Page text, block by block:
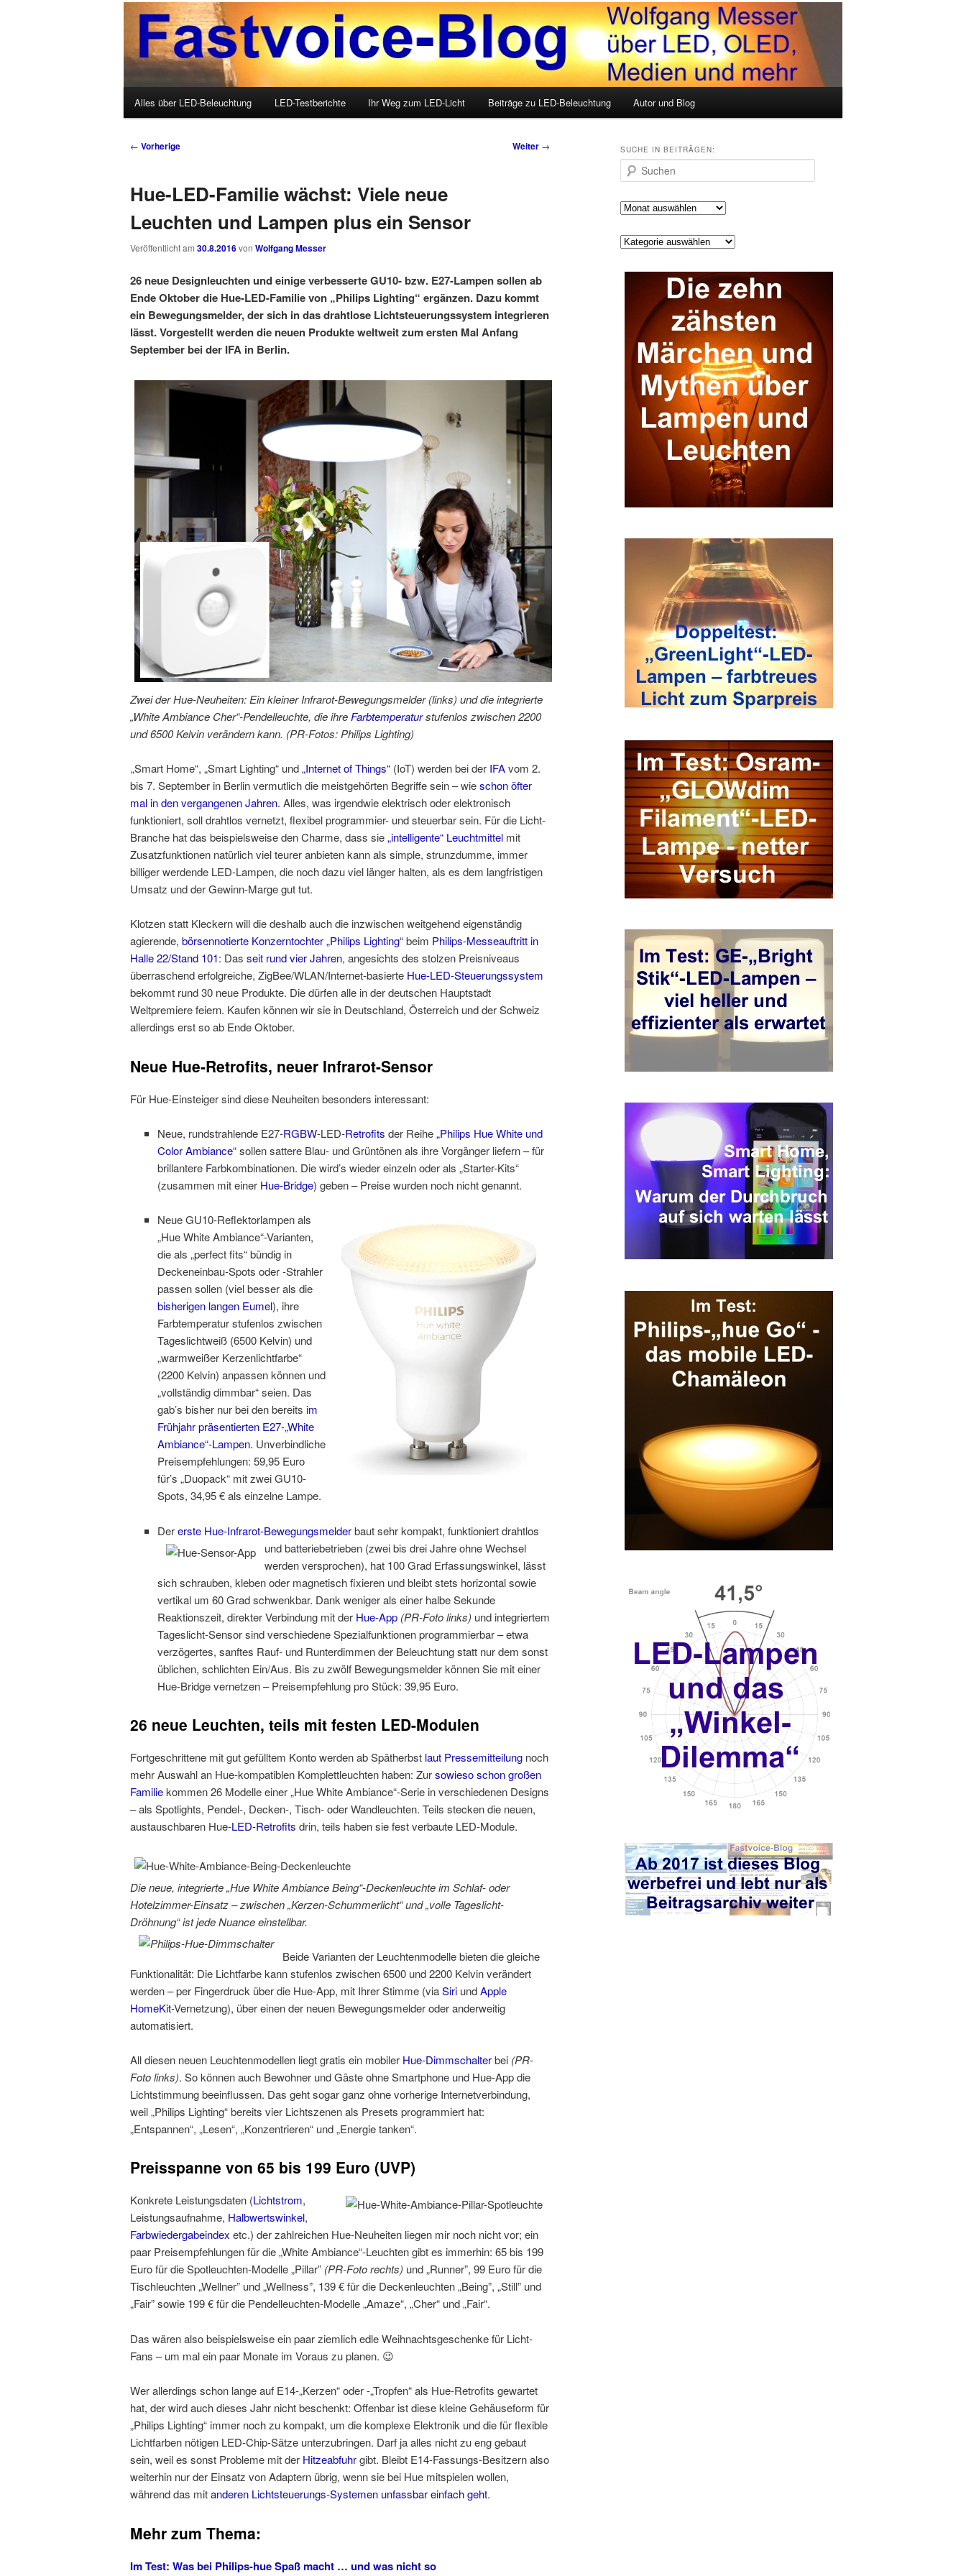
Fastvoice-Blog
Wolfgang Messer über LED, OLED, Medien und mehr
Hauptmenü
Zum Inhalt wechseln
Zum sekundären Inhalt wechseln
Alles über LED-Beleuchtung LED-Testberichte Ihr Weg zum LED-Licht Beiträge zu LED-Beleuchtung Autor und Blog
Beitrags-Navigation
← Vorherige Weiter →
Hue-LED-Familie wächst: Viele neue
Leuchten und Lampen plus ein Sensor
Veröffentlicht am 30.8.2016von Wolfgang Messer
26 neue Designleuchten und einige verbesserte GU10- bzw. E27-Lampen sollen ab
Ende Oktober die Hue-LED-Familie von „Philips Lighting“ ergänzen. Dazu kommt
ein Bewegungsmelder, der sich in das drahtlose Lichtsteuerungssystem integrieren
lässt. Vorgestellt werden die neuen Produkte weltweit zum ersten Mal Anfang
September bei der IFA in Berlin.
Zwei der Hue-Neuheiten: Ein kleiner Infrarot-Bewegungsmelder (links) und die integrierte
„White Ambiance Cher“-Pendelleuchte, die ihre Farbtemperaturstufenlos zwischen 2200
und 6500 Kelvin verändern kann. (PR-Fotos: Philips Lighting)
„Smart Home“, „Smart Lighting“ und„Internet of Things“ (IoT) werden bei der IFAvom 2.
bis 7. September in Berlin vermutlich die meistgehörten Begriffe sein – wieschon öfter
mal in den vergangenen Jahren. Alles, was irgendwie elektrisch oder elektronisch
funktioniert, soll drahtlos vernetzt, flexibel programmier- und steuerbar sein. Für die Licht-
Branche hat das beispielsweise den Charme, dass sie„intelligente“ Leuchtmittel mit
Zusatzfunktionen natürlich viel teurer anbieten kann als simple, strunzdumme, immer
billiger werdende LED-Lampen, die noch dazu viel länger halten, als es dem langfristigen
Umsatz und der Gewinn-Marge gut tut.
Klotzen statt Kleckern will die deshalb auch die inzwischen weitgehend eigenständig
agierende, börsennotierte Konzerntochter „Philips Lighting“beim Philips-Messeauftritt in
Halle 22/Stand 101: Das seit rund vier Jahren, angesichts des stolzen Preisniveaus
überraschend erfolgreiche, ZigBee/WLAN/Internet-basierte Hue-LED-Steuerungssystem
bekommt rund 30 neue Produkte. Die dürfen alle in der deutschen Hauptstadt
Weltpremiere feiern. Kaufen können wir sie in Deutschland, Österreich und der Schweiz
allerdings erst so ab Ende Oktober.
Neue Hue-Retrofits, neuer Infrarot-Sensor
Für Hue-Einsteiger sind diese Neuheiten besonders interessant:
Neue, rundstrahlende E27-RGBW-LED-Retrofits der Reihe„Philips Hue White und
Color Ambiance“sollen sattere Blau- und Grüntönen als ihre Vorgänger liefern – für
brillantere Farbkombinationen. Die wird’s wieder einzeln oder als „Starter-Kits“
(zusammen mit einer Hue-Bridge) geben – Preise wurden noch nicht genannt.
Neue GU10-Reflektorlampen als
„Hue White Ambiance“-Varianten,
die als „perfect fits“ bündig in
Deckeneinbau-Spots oder -Strahler
passen sollen (viel besser als die
bisherigen langen Eumel), ihre
Farbtemperatur stufenlos zwischen
Tageslichtweiß (6500 Kelvin) und
„warmweißer Kerzenlichtfarbe“
(2200 Kelvin) anpassen können und
„vollständig dimmbar“ seien. Das
gab’s bisher nur bei den bereits im
Frühjahr präsentierten E27-„White
Ambiance“-Lampen. Unverbindliche
Preisempfehlungen: 59,95 Euro
für’s „Duopack“ mit zwei GU10-
Spots, 34,95 € als einzelne Lampe.
Dererste Hue-Infrarot-Bewegungsmelderbaut sehr kompakt, funktioniert drahtlos
und batteriebetrieben (zwei bis drei Jahreohne Wechsel
werden versprochen), hat 100 Grad Erfassungswinkel, lässt
sich schrauben, kleben oder magnetisch fixieren und bleibt stets horizontal sowie
vertikal um 60 Grad schwenkbar. Dank weniger als einer halbe Sekunde
Reaktionszeit, direkter Verbindung mit der Hue-App (PR-Foto links) und integriertem
Tageslicht-Sensor sind verschiedene Spezialfunktionen programmierbar – etwa
verzögertes, sanftes Rauf- und Runterdimmen der Beleuchtung statt nur dem sonst
üblichen, schlichten Ein/Aus. Bis zu zwölf Bewegungsmelder können Sie mit einer
Hue-Bridge vernetzen – Preisempfehlung pro Stück: 39,95 Euro.
26 neue Leuchten, teils mit festen LED-Modulen
Fortgeschrittene mit gut gefülltem Konto werden ab Spätherbst laut Pressemitteilung noch
mehr Auswahl an Hue-kompatiblen Komplettleuchten haben: Zursowieso schongroßen
Familiekommen 26 Modelle einer „Hue White Ambiance“-Serie in verschiedenen Designs
– als Spotlights, Pendel-, Decken-, Tisch- oder Wandleuchten. Teils stecken die neuen,
austauschbaren Hue-LED-Retrofits drin, teils haben sie fest verbaute LED-Module.
Die neue, integrierte „Hue White Ambiance Being“-Deckenleuchte im Schlaf- oder
Hotelzimmer-Einsatz – zwischen „Kerzen-Schummerlicht“ und „volle Tageslicht-
Dröhnung“ ist jede Nuance einstellbar.
Beide Varianten der Leuchtenmodelle bieten die gleiche
Funktionalität: Die Lichtfarbe kann stufenlos zwischen 6500 und 2200 Kelvin verändert
werden – per Fingerdruck über die Hue-App, mit Ihrer Stimme (viaSiri undApple
HomeKit-Vernetzung), über einen der neuen Bewegungsmelder oder anderweitig
automatisiert.
All diesen neuen Leuchtenmodellen liegt gratis ein mobiler Hue-Dimmschalterbei (PR-
Foto links). So können auch Bewohner und Gäste ohne Smartphone und Hue-App die
Lichtstimmung beeinflussen. Das geht sogar ganz ohne vorherige Internetverbindung,
weil „Philips Lighting“ bereits vier Lichtszenen als Presets programmiert hat:
„Entspannen“, „Lesen“, „Konzentrieren“ und „Energie tanken“.
Preisspanne von 65 bis 199 Euro (UVP)
Konkrete Leistungsdaten (Lichtstrom,
Leistungsaufnahme, Halbwertswinkel,
Farbwiedergabeindex etc.) der zahlreichen Hue-Neuheiten liegen mir noch nicht vor; ein
paar Preisempfehlungen für die „White Ambiance“-Leuchten gibt es immerhin: 65 bis 199
Euro für die Spotleuchten-Modelle „Pillar” (PR-Foto rechts) und „Runner”, 99 Euro für die
Tischleuchten „Wellner” und „Wellness”, 139 € für die Deckenleuchten „Being”, „Still” und
„Fair” sowie 199 € für die Pendelleuchten-Modelle „Amaze“, „Cher“ und „Fair“.
Das wären also beispielsweise ein paar ziemlich edle Weihnachtsgeschenke für Licht-
Fans – um mal ein paar Monate im Voraus zu planen. 😉
Wer allerdings schon lange auf E14-„Kerzen“ oder -„Tropfen“ als Hue-Retrofits gewartet
hat, der wird auch dieses Jahr nicht beschenkt: Offenbar ist diese kleine Gehäuseform für
„Philips Lighting“ immer noch zu kompakt, um die komplexe Elektronik und die für flexible
Lichtfarben nötigen LED-Chip-Sätze unterzubringen. Darf ja alles nicht zu eng gebaut
sein, weil es sonst Probleme mit der Hitzeabfuhrgibt. Bleibt E14-Fassungs-Besitzern also
weiterhin nur der Einsatz von Adaptern übrig, wenn sie bei Hue mitspielen wollen,
während das mitanderen Lichtsteuerungs-Systemen unfassbar einfach geht.
Mehr zum Thema:
Im Test: Was bei Philips-hue Spaß macht … und was nicht so
SUCHE IN BEITRÄGEN:
Suchen